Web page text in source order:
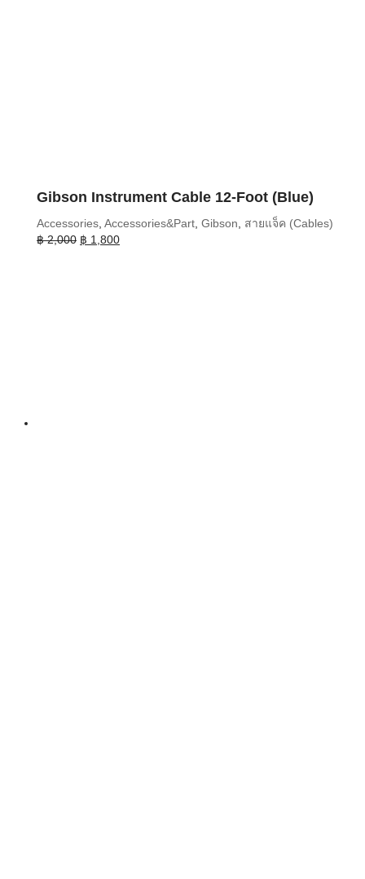
Gibson Instrument Cable 12-Foot (Blue)
Accessories Accessories&Part Gibson
สายแจ็ค (Cables)
฿2,000 Original
฿ 1,800Current